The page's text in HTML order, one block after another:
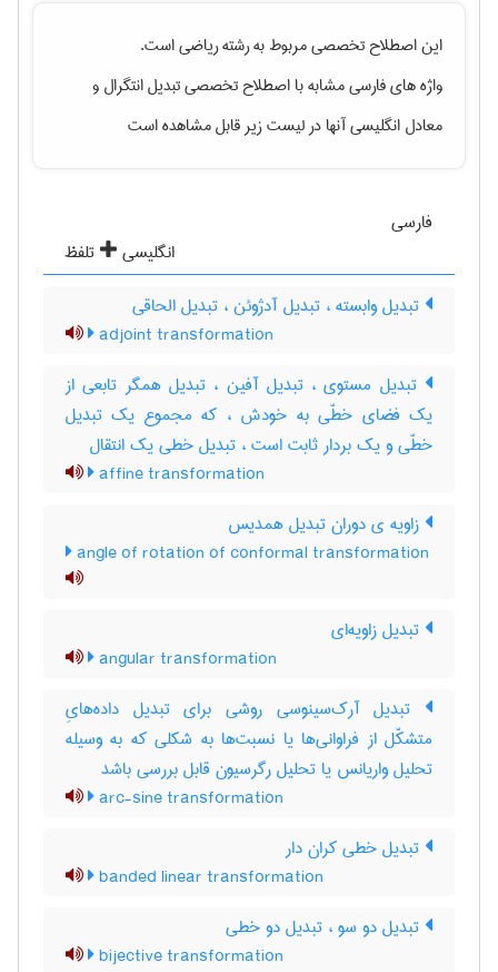
این اصطلاح تخصصی مربوط به رشتهرياضیاست.
واژه های فارسی مشابه با اصطلاح تخصصیتبدیل انتگرالو
معادل انگلیسی آنها در لیست زیر قابل مشاهده است
فارسی
انگلیسی
تلفظ
تبدیل وابسته ، تبدیل آدژوئن ، تبدیل الحاقی
adjoint transformation
تبدیل مستوی ، تبدیل آفین ، تبدیل همگر تابعی از
یک فضای خطّی به خودش ، که مجموع یک تبدیل
خطّی و یک بردار ثابت است ، تبدیل خطی یک انتقال
affine transformation
زاویه ی دوران تبدیل همدیس
angle of rotation of conformal transformation
تبدیل زاویه‌ای
angular transformation
تبدیل آرک‌سینوسی روشی برای تبدیل داده‌هایِ
متشکّل از فراوانی‌ها یا نسبت‌ها به شکلی که به وسیله
تحلیل واریانس یا تحلیل رگرسیون قابل بررسی باشد
arc-sine transformation
تبدیل خطی کران دار
banded linear transformation
تبدیل دو سو ، تبدیل دو خطی
bijective transformation